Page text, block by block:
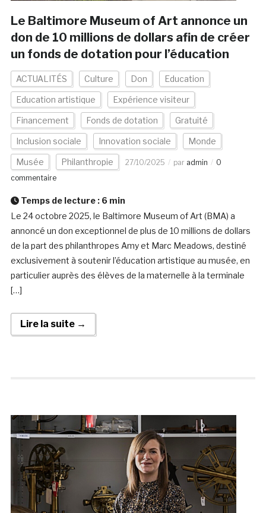
Le Baltimore Museum of Art annonce un
don de 10 millions de dollars afin de créer
un fonds de dotation pour l’éducation
ACTUALITÉS Culture Don Education
Education artistique Expérience visiteur
Financement Fonds de dotation Gratuité
Inclusion sociale Innovation sociale Monde
Musée Philanthropie 27/10/2025 par admin
0
commentaire
Temps de lecture : 6 min
Le 24 octobre 2025, le Baltimore Museum of Art (BMA) a
annoncé un don exceptionnel de plus de 10 millions de dollars
de la part des philanthropes Amy et Marc Meadows, destiné
exclusivement à soutenir l’éducation artistique au musée, en
particulier auprès des élèves de la maternelle à la terminale
[…]
Lire la suite →